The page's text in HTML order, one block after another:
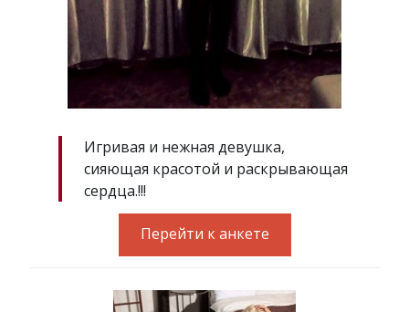
Игривая и нежная девушка,
сияющая красотой и раскрывающая
сердца.!!!
Перейти к анкете